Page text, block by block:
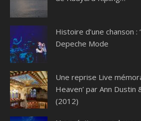
Histoire d’une chanson :
Depeche Mode
Une reprise Live
Heaven’ par Ann Dustin
(2012)